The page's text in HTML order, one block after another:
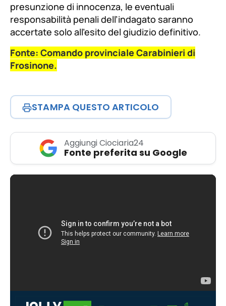
presunzione di innocenza, le eventuali
responsabilità penali dell’indagato saranno
accertate solo all’esito del giudizio definitivo.
Fonte: Comando provinciale Carabinieri di
Frosinone.
STAMPA QUESTO ARTICOLO
Aggiungi Ciociaria24
Fonte preferita su Google